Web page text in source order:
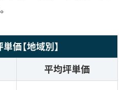
単価【地域別】
平均坪単価